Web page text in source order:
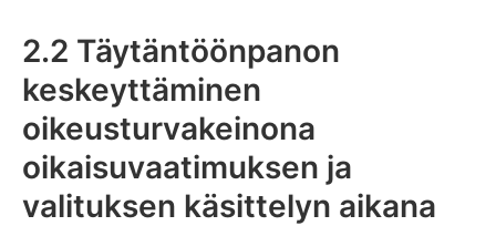
2.2 Täytäntöönpanon
keskeyttäminen
oikeusturvakeinona
oikaisuvaatimuksen ja
valituksen käsittelyn aikana